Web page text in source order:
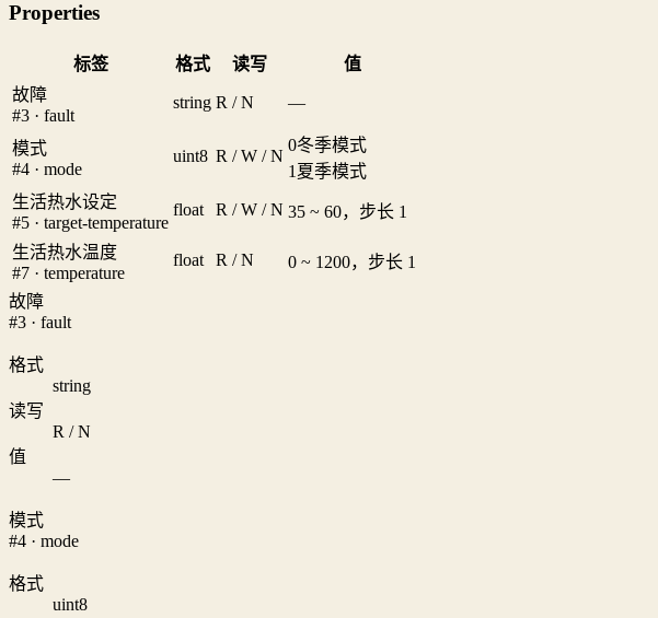
Properties
标签 格式 读写
值
故障
#3 · fault
string R / N —
模式
#4 · mode
uint8 R / W / N
0冬季模式
1 夏季模式
生活热水设定
#5 · target-temperature
float R / W / N 35 ~ 60，步长 1
生活热水温度
#7 · temperature
float R / N 0 ~ 1200，步长 1
故障
#3 · fault
格式
string
读写
R / N
值
—
模式
#4 · mode
格式
uint8